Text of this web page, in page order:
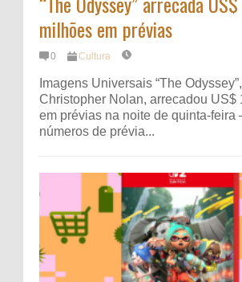
milhões em prévias
0 Cultura
Imagens Universais “The
Christopher Nolan, arrecadou US$
em prévias na noite de quinta-feira
números de prévia...